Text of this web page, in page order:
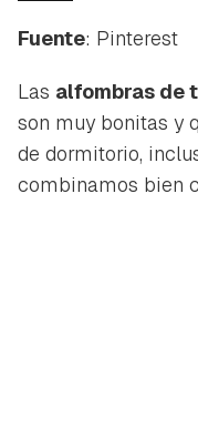
Fuente: Pinterest
Las alfombras de
son muy bonitas y
de dormitorio,
combinamos bien